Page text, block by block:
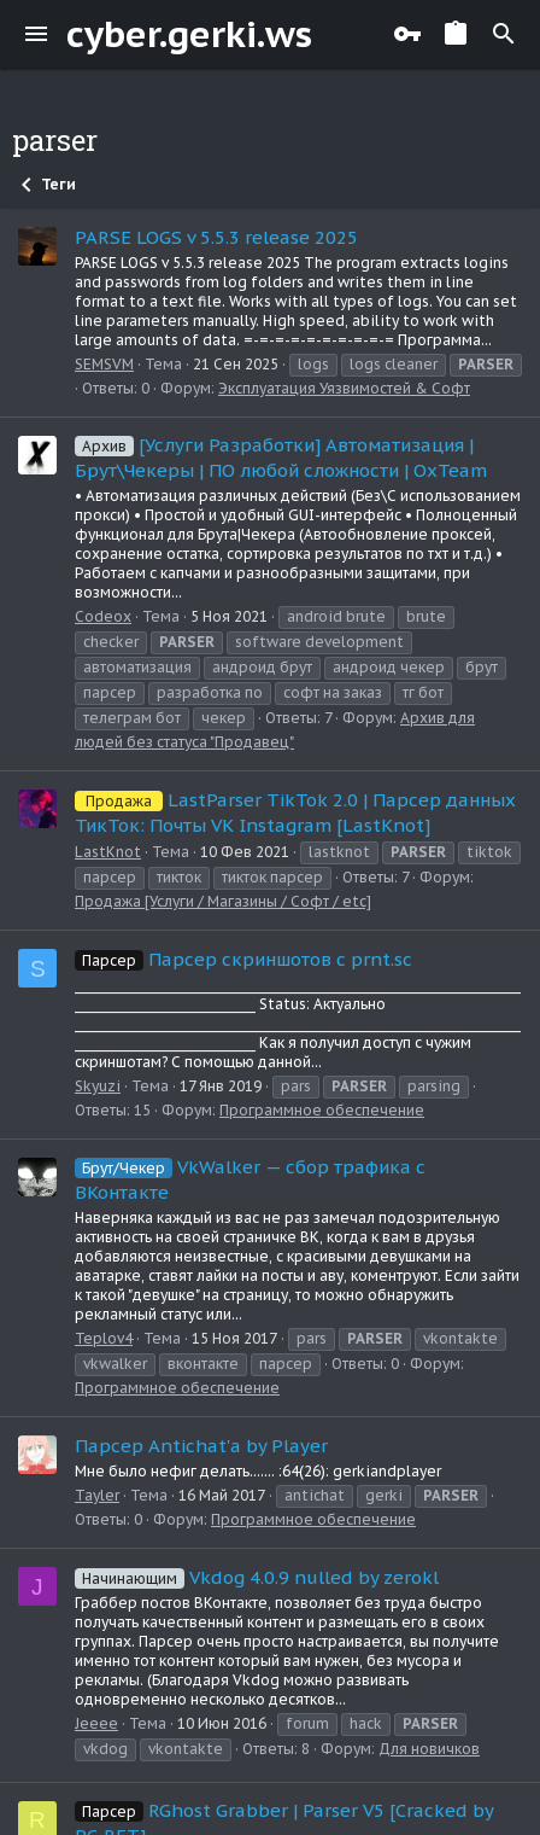
cyber.gerki.ws
parser
Теги
PARSE LOGS v 5.5.3 release 2025
PARSE LOGS v 5.5.3 release 2025 The program extracts logins
and passwords from log folders and writes them in line
format to a text file. Works with all types of logs. You can set
line parameters manually. High speed, ability to work with
large amounts of data. =-=-=-=-=-=-=-=-=-= Программа...
SEMSVM
Тема 21 Сен 2025 logs logs cleaner
PARSER
Ответы: 0
Форум: Эксплуатация Уязвимостей & Софт
Архив
[Услуги Разработки] Автоматизация |
Брут\Чекеры | ПО любой сложности | OxTeam
• Автоматизация различных действий (Без\С использованием
прокси) • Простой и удобный GUI-интерфейс • Полноценный
функционал для Брута|Чекера (Автообновление проксей,
сохранение остатка, сортировка результатов по тхт и т.д.) •
Работаем с капчами и разнообразными защитами, при
возможности...
Codeox
Тема 5 Ноя 2021 android brute
brute
checker
PARSER
software development
автоматизация
андроид брут андроид чекер
брут
парсер
разработка по софт на заказ
тг бот
телеграм бот
чекер Ответы: 7 Форум: Архив для
людей без статуса "Продавец"
Продажа
LastParser TikTok 2.0 | Парсер данных
ТикТок: Почты VK Instagram [LastKnot]
LastKnot Тема 10 Фев 2021 lastknot PARSER
tiktok
парсер
тикток тикток парсер Ответы: 7
Форум:
Продажа [Услуги / Магазины / Софт / etc]
S Парсер Парсер скриншотов с prnt.sc
______________________________ Status: Актуально
______________________________ Как я получил доступ с чужим
скриншотам? С помощью данной...
Skyuzi
Тема 17 Янв 2019 pars PARSER
parsing
Ответы: 15
Форум: Программное обеспечение
Брут/Чекер
VkWalker — сбор трафика с
ВКонтакте
Наверняка каждый из вас не раз замечал подозрительную
активность на своей страничке ВК, когда к вам в друзья
добавляются неизвестные, с красивыми девушками на
аватарке, ставят лайки на посты и аву, коментруют. Если зайти
к такой "девушке" на страницу, то можно обнаружить
рекламный статус или...
Teplov4
Тема 15 Ноя 2017 pars PARSER
vkontakte
vkwalker
вконтакте парсер Ответы: 0
Форум:
Программное обеспечение
Парсер Antichat'a by Player
Мне было нефиг делать....... :64(26): gerkiandplayer
Tayler
Тема 16 Май 2017 antichat gerki
PARSER
Ответы: 0
Форум: Программное обеспечение
J Начинающим Vkdog 4.0.9 nulled by zerokl
Граббер постов ВКонтакте, позволяет без труда быстро
получать качественный контент и размещать его в своих
группах. Парсер очень просто настраивается, вы получите
именно тот контент который вам нужен, без мусора и
рекламы. (Благодаря Vkdog можно развивать
одновременно несколько десятков...
Jeeee
Тема 10 Июн 2016 forum hack
PARSER
vkdog
vkontakte Ответы: 8 Форум: Для новичков
R Парсер
RGhost Grabber | Parser V5 [Cracked by